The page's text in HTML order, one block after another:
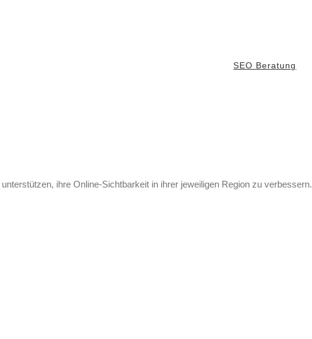
SEO Beratung
ihre Online-Sichtbarkeit in ihrer jeweiligen Region zu verbessern.